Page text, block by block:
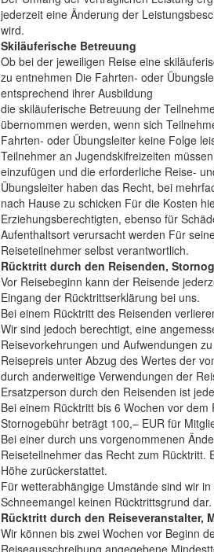
jederzeit eine Änderung der
wird.
Skiläuferische Betreuung
Ob bei der jeweiligen Reise eine
zu entnehmen Die Fahrten- oder
entsprechend ihrer Ausbildung
die skiläuferische Betreuung der
übernommen werden, wenn sich
Fahrten- oder Übungsleiter keine Folge
Teilnehmer an Jugendskifreizeiten
einzufügen und die erforderliche Reise-
Übungsleiter haben das Recht, bei
nach Hause zu schicken Für die Kosten
Erziehungsberechtigten, ebenso für
Aufenthaltsort verursacht werden Für
Reiseteilnehmer selbst verantwortlich.
Rücktritt durch den Reisenden,
Vor Reisebeginn kann der Reisende
Eingang der Rücktrittserklärung bei uns.
Bei einem Rücktritt des Reisenden
Wir sind jedoch berechtigt, eine
Reisevorkehrungen und Aufwendungen
Reisepreis unter Abzug des Wertes der
durch anderweitige Verwendungen der
Ersatzperson durch den Reisenden ist
Bei einem Rücktritt bis 6 Wochen vor
Stornogebühr beträgt 100,– EUR für
Bei einer durch uns vorgenommenen
Reiseteilnehmer das Recht zum
Höhe zurückerstattet.
Für wetterabhängige Umstände sind wir
Schneemangel keinen Rücktrittsgrund dar.
Rücktritt durch den Reiseveranstalter,
Wir können bis zwei Wochen vor Beginn
Reiseausschreibung angegebene